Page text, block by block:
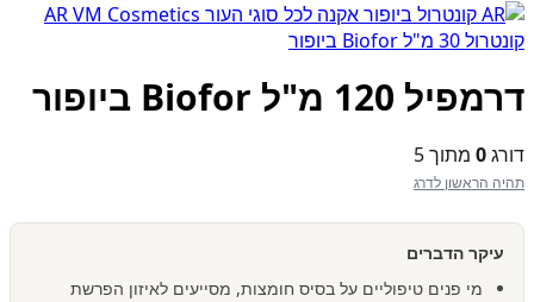
AR
קונטרול 30 מ"ל Biofor ביופור
דרמפיל 120 מ"ל Biofor ביופור
דורג0 מתוך 5
תהיה הראשון לדרג
עיקר הדברים
מי פנים טיפוליים על בסיס חומצות, מסייעים לאיזון הפרשת